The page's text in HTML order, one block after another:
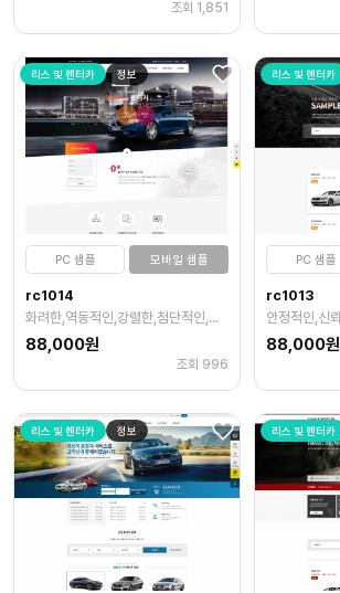
조회 1,851
정보
리스 및 렌터카
PC 샘플 모바일 샘플
rc1014
화려한,역동적인,강렬한,첨단적인,독특한,제품,다양한
88,000원
조회 996
리스 및 렌터카
PC 샘플
rc1013
88,000원
정보
리스 및 렌터카 리스 및 렌터카